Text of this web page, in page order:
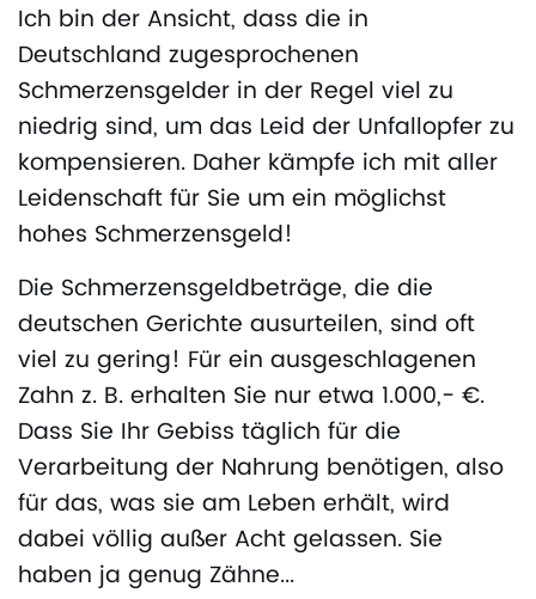
Ich bin der Ansicht, dass die in
Deutschland zugesprochenen
Schmerzensgelder in der Regel viel zu
niedrig sind, um das Leid der Unfallopfer zu
kompensieren. Daher kämpfe ich mit aller
Leidenschaft für Sie um ein möglichst
hohes Schmerzensgeld!
Die Schmerzensgeldbeträge, die die
deutschen Gerichte ausurteilen, sind oft
viel zu gering! Für ein ausgeschlagenen
Zahn z. B. erhalten Sie nur etwa 1.000,- €.
Dass Sie Ihr Gebiss täglich für die
Verarbeitung der Nahrung benötigen, also
für das, was sie am Leben erhält, wird
dabei völlig außer Acht gelassen. Sie
haben ja genug Zähne...